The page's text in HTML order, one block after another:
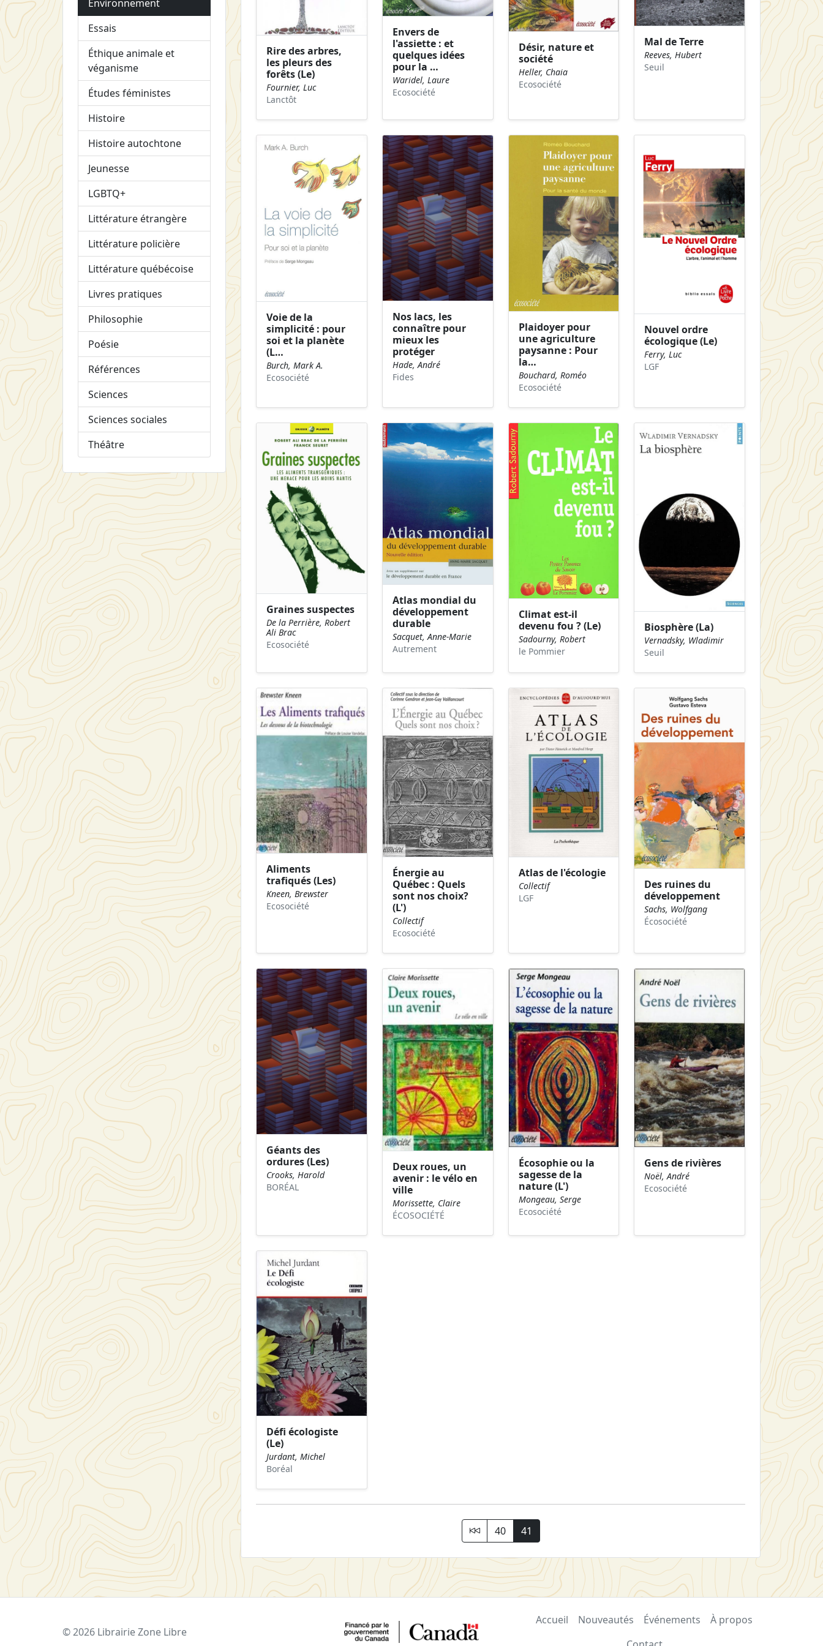
Environnement
Essais
Éthique animale et
véganisme
Études féministes
Histoire
Histoire autochtone
Jeunesse
LGBTQ+
Littérature étrangère
Littérature policière
Littérature québécoise
Livres pratiques
Philosophie
Poésie
Références
Sciences
Sciences sociales
Théâtre
Rire des arbres,
les pleurs des
forêts (Le)
Fournier, Luc
Lanctôt
Envers de
l'assiette : et
quelques idées
pour la …
Waridel, Laure
Ecosociété
Désir, nature et
société
Heller, Chaia
Ecosociété
Mal de Terre
Reeves, Hubert
Seuil
Voie de la
simplicité : pour
soi et la planète
(L…
Burch, Mark A.
Ecosociété
Nos lacs, les
connaître pour
mieux les
protéger
Hade, André
Fides
Plaidoyer pour
une agriculture
paysanne : Pour
la…
Bouchard, Roméo
Ecosociété
Nouvel ordre
écologique (Le)
Ferry, Luc
LGF
Graines suspectes
De la Perrière, Robert
Ali Brac
Ecosociété
Atlas mondial du
développement
durable
Sacquet, Anne-Marie
Autrement
Climat est-il
devenu fou ? (Le)
Sadourny, Robert
le Pommier
Biosphère (La)
Vernadsky, Wladimir
Seuil
Aliments
trafiqués (Les)
Kneen, Brewster
Ecosociété
Énergie au
Québec : Quels
sont nos choix?
(L')
Collectif
Ecosociété
Atlas de l'écologie
Collectif
LGF
Des ruines du
développement
Sachs, Wolfgang
Écosociété
Géants des
ordures (Les)
Crooks, Harold
BORÉAL
Deux roues, un
avenir : le vélo en
ville
Morissette, Claire
ÉCOSOCIÉTÉ
Écosophie ou la
sagesse de la
nature (L')
Mongeau, Serge
Ecosociété
Gens de rivières
Noël, André
Ecosociété
Défi écologiste
(Le)
Jurdant, Michel
Boréal
40 41
© 2026 Librairie Zone Libre
Accueil Nouveautés Événements
À propos